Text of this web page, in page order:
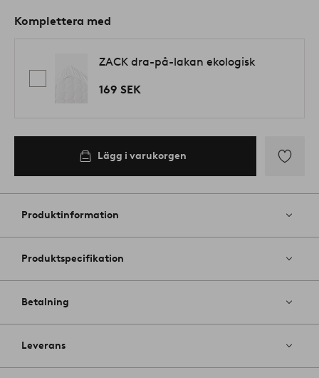
Komplettera med
ZACK dra-på-lakan ekologisk
169 SEK
Lägg i varukorgen
till
favoriter
Produktinformation
Produktspecifikation
Betalning
Leverans